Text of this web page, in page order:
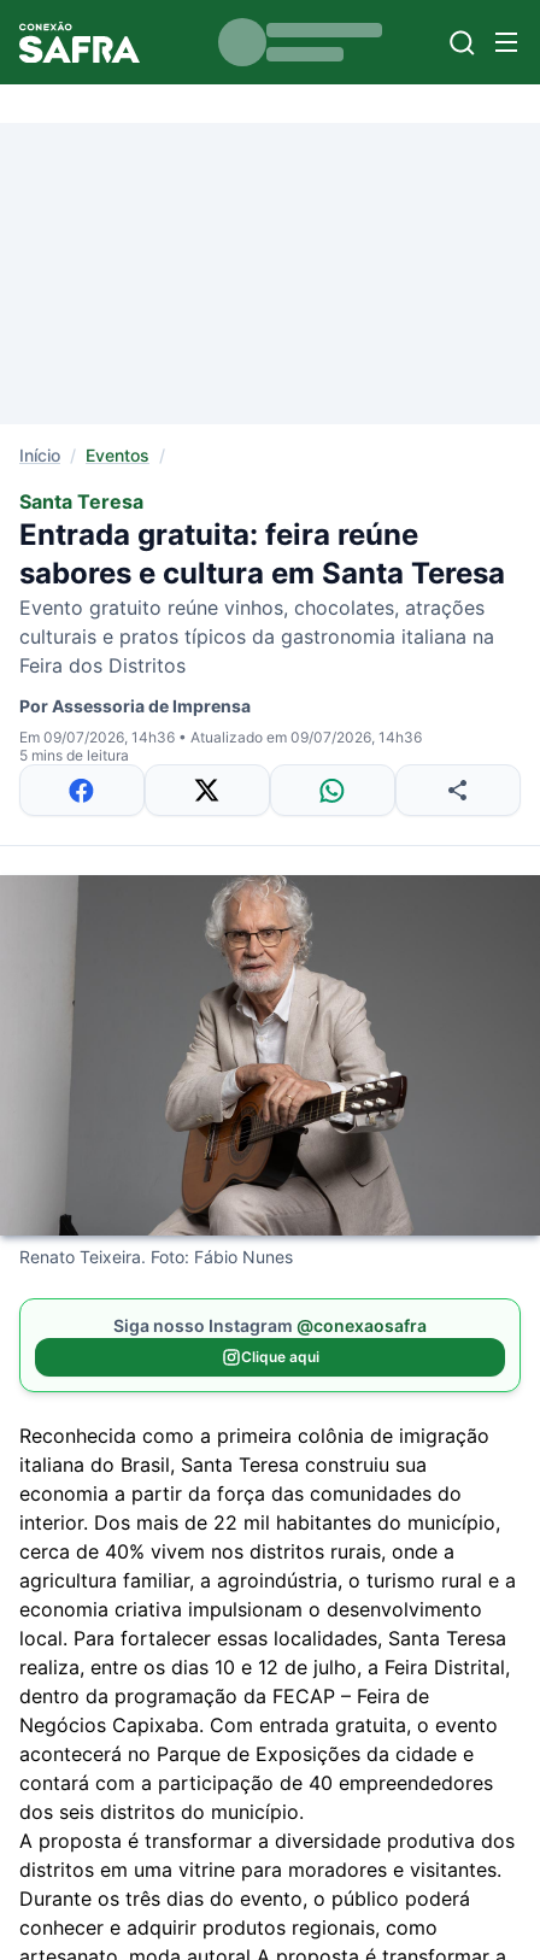
Início / Eventos /
Santa Teresa
Entrada gratuita: feira reúne
sabores e cultura em Santa Teresa
Evento gratuito reúne vinhos, chocolates, atrações
culturais e pratos típicos da gastronomia italiana na
Feira dos Distritos
PorAssessoria de Imprensa
Em 09/07/2026, 14h36 • Atualizado em 09/07/2026, 14h36
5 mins de leitura
Renato Teixeira. Foto: Fábio Nunes
Siga nosso Instagram @conexaosafra
Clique aqui
Reconhecida como a primeira colônia de imigração
italiana do Brasil, Santa Teresa construiu sua
economia a partir da força das comunidades do
interior. Dos mais de 22 mil habitantes do município,
cerca de 40% vivem nos distritos rurais, onde a
agricultura familiar, a agroindústria, o turismo rural e a
economia criativa impulsionam o desenvolvimento
local. Para fortalecer essas localidades, Santa Teresa
realiza, entre os dias 10 e 12 de julho, a Feira Distrital,
dentro da programação da FECAP – Feira de
Negócios Capixaba. Com entrada gratuita, o evento
acontecerá no Parque de Exposições da cidade e
contará com a participação de 40 empreendedores
dos seis distritos do município.
A proposta é transformar a diversidade produtiva dos
distritos em uma vitrine para moradores e visitantes.
Durante os três dias do evento, o público poderá
conhecer e adquirir produtos regionais, como